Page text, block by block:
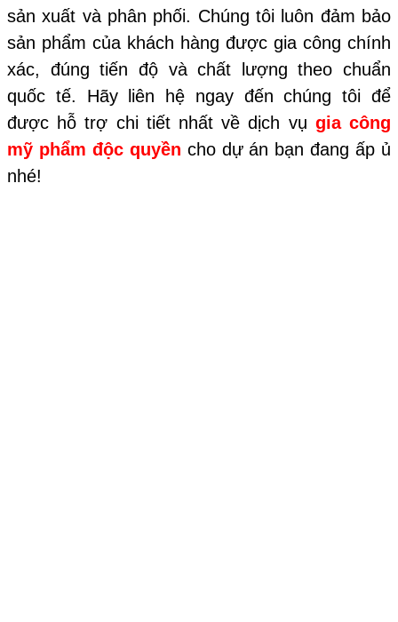
sản xuất và phân phối. Chúng tôi luôn đảm bảo
sản phẩm của khách hàng được gia công chính
xác, đúng tiến độ và chất lượng theo chuẩn
quốc tế. Hãy liên hệ ngay đến chúng tôi để
được hỗ trợ chi tiết nhất về dịch vụ gia công
mỹ phẩm độc quyền cho dự án bạn đang ấp ủ
nhé!